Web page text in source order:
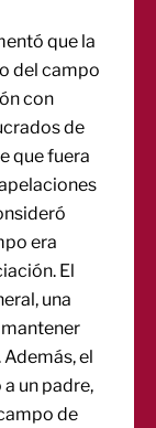
que la
del campo
con
de
que fuera
era
El
una
el
un padre,
de